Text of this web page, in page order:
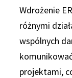
Wdrożenie
różnymi
wspólnych
projektami,